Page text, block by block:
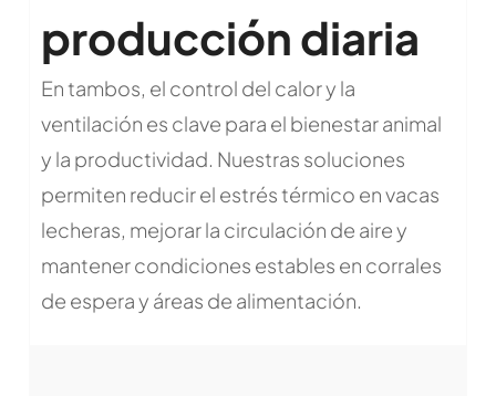
producción diaria
En tambos, el control del calor y la
ventilación es clave para el bienestar animal
y la productividad. Nuestras soluciones
permiten reducir el estrés térmico en vacas
lecheras, mejorar la circulación de aire y
mantener condiciones estables en corrales
de espera y áreas de alimentación.